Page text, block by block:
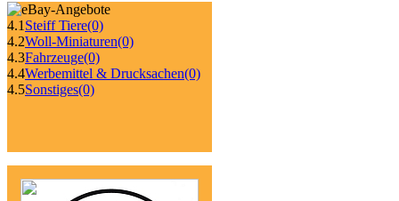
4.1 Steiff Tiere(0)
4.2Woll-Miniaturen(0)
4.3Fahrzeuge(0)
4.4Werbemittel & Drucksachen(0)
4.5Sonstiges(0)